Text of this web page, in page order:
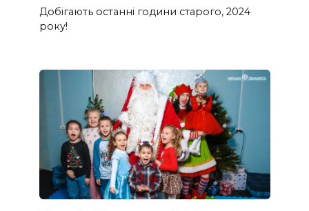
Добігають останні години старого, 2024
року!